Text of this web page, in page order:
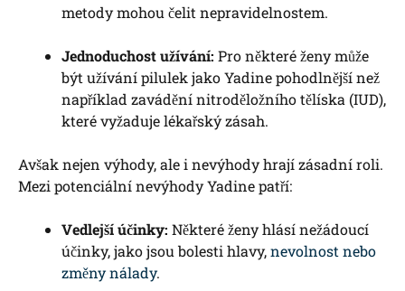
metody mohou čelit nepravidelnostem.
Jednoduchost užívání: Pro některé ženy může
být užívání pilulek jako Yadine pohodlnější než
například zavádění nitroděložního tělíska (IUD),
které vyžaduje lékařský zásah.
Avšak nejen výhody, ale i nevýhody hrají zásadní roli.
Mezi potenciální nevýhody Yadine patří:
Vedlejší účinky: Některé ženy hlásí nežádoucí
účinky, jako jsou bolesti hlavy,nevolnost nebo
změny nálady.